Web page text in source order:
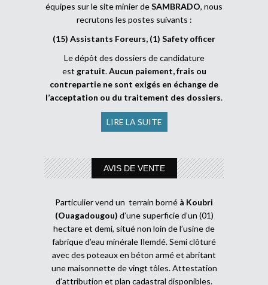
équipes sur le site minier deSAMBRADO, nous
recrutons les postes suivants :
(15) Assistants Foreurs, (1) Safety officer
Le dépôt des dossiers de candidature
est gratuit.Aucun paiement, frais ou
contrepartie ne sont exigés en échange de
l’acceptation ou du traitement des dossiers.
LIRE LA SUITE
AVIS DE VENTE
Particulier vend un terrain borné à Koubri
(Ouagadougou) d’une superficie d’un (01)
hectare et demi, situé non loin de l’usine de
fabrique d’eau minérale Ilemdé. Semi clôturé
avec des poteaux en béton armé et abritant
une maisonnette de vingt tôles. Attestation
d’attribution et plan cadastral disponibles.